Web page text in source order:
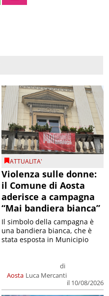
ATTUALITA'
Violenza sulle donne:
il Comune di Aosta
aderisce a campagna
“Mai bandiera bianca”
Aosta
di
Luca Mercanti
il 10/08/2026
Il simbolo della campagna è
una bandiera bianca, che è
stata esposta in Municipio